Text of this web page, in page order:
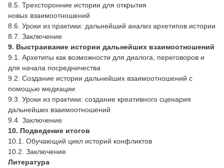
8.5. Трехсторонние истории для открытия
новых взаимоотношений
8.6. Уроки из практики: дальнейший анализ архетипов истории
8.7. Заключение
9. Выстраивание истории дальнейших взаимоотношений
9.1. Архетипы как возможности для диалога, переговоров и
для начала посредничества
9.2. Создание истории дальнейших взаимоотношений с
помощью медиации
9.3. Уроки из практики: создание креативного сценария
дальнейших взаимоотношений
9.4. Заключение
10. Подведение итогов
10.1. Обучающий цикл историй конфликтов
10.2. Заключение
Литература